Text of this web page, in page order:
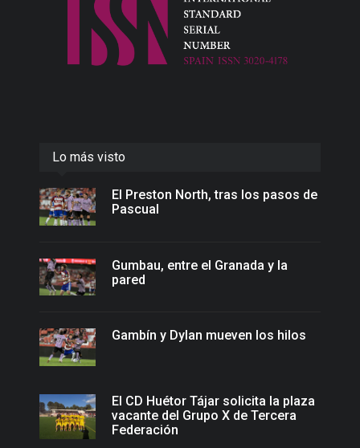
Lo más visto
El Preston North, tras los pasos de
Pascual
Gumbau, entre el Granada y la
pared
Gambín y Dylan mueven los hilos
El CD Huétor Tájar solicita la plaza
vacante del Grupo X de Tercera
Federación